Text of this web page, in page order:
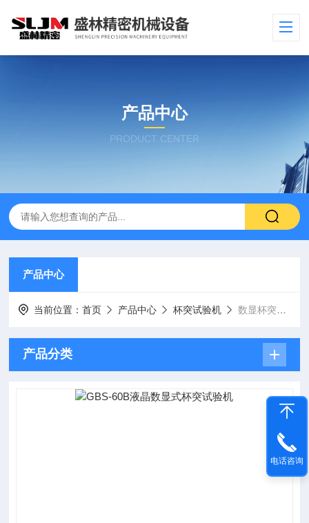
产品中心
PRODUCT CENTER
产品中心
当前位置：首页 产品中心 杯突试验机 数显杯突试验机
产品分类
电话咨询